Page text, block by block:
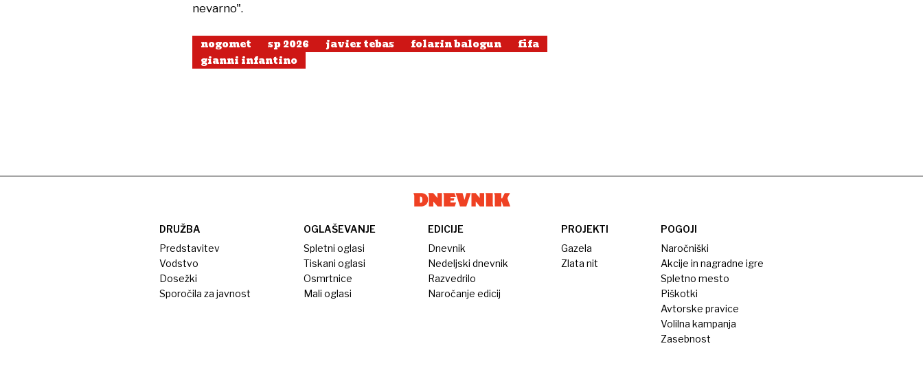
nevarno".
nogomet sp 2026 javier tebas folarin balogun
fifa
gianni infantino
DRUŽBA
Predstavitev
Vodstvo
Dosežki
Sporočila za javnost
OGLAŠEVANJE
Spletni oglasi
Tiskani oglasi
Osmrtnice
Mali oglasi
EDICIJE
Dnevnik
Nedeljski dnevnik
Razvedrilo
Naročanje edicij
PROJEKTI
Gazela
Zlata nit
POGOJI
Naročniški
Akcije in nagradne igre
Spletno mesto
Piškotki
Avtorske pravice
Volilna kampanja
Zasebnost